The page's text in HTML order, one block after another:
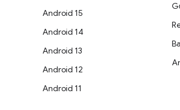
Android 15
Android 14
Android 13
Android 12
Android 11